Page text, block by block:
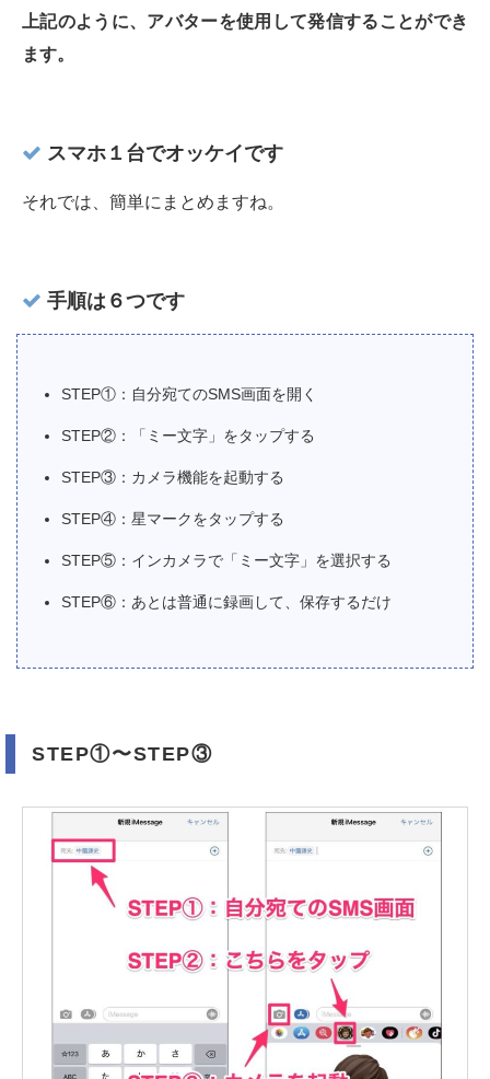
上記のように、アバターを使用して発信することができ
ます。
スマホ１台でオッケイです
それでは、簡単にまとめますね。
手順は６つです
STEP①：自分宛てのSMS画面を開く
STEP②：「ミー文字」をタップする
STEP③：カメラ機能を起動する
STEP④：星マークをタップする
STEP⑤：インカメラで「ミー文字」を選択する
STEP⑥：あとは普通に録画して、保存するだけ
STEP①〜STEP③